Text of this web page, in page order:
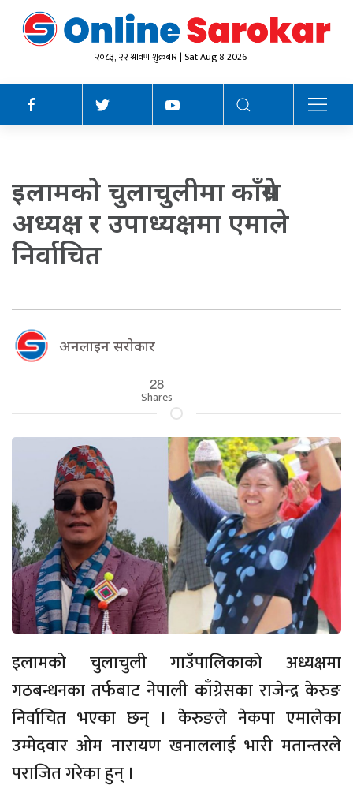
२०८३, २२ श्रावण शुक्रबार | Sat Aug 8 2026
इलामको चुलाचुलीमा काँग्रेस
अध्यक्ष र उपाध्यक्षमा एमाले
निर्वाचित
अनलाइन सराेकार
28
Shares
इलामको चुलाचुली गाउँपालिकाको अध्यक्षमा
गठबन्धनका तर्फबाट नेपाली काँग्रेसका राजेन्द्र केरुङ
निर्वाचित भएका छन् । केरुङले नेकपा एमालेका
उम्मेदवार ओम नारायण खनाललाई भारी मतान्तरले
पराजित गरेका हुन् ।